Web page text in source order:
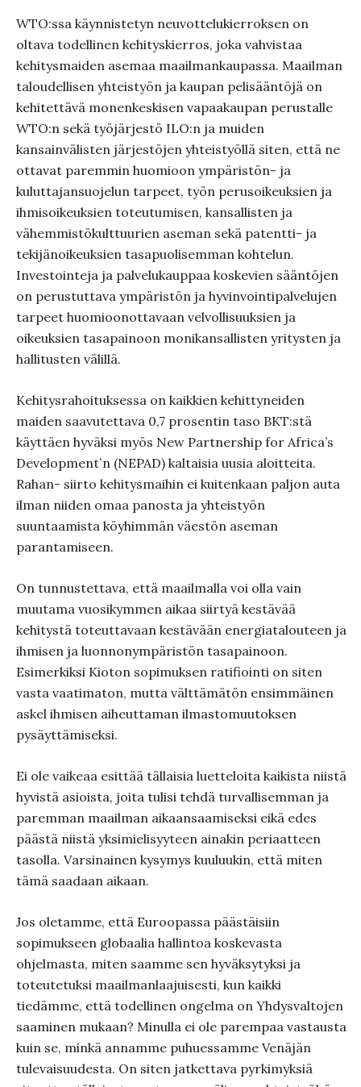
WTO:ssa käynnistetyn neuvottelukierroksen on
oltava todellinen kehityskierros, joka vahvistaa
kehitysmaiden asemaa maailmankaupassa. Maailman
taloudellisen yhteistyön ja kaupan pelisääntöjä on
kehitettävä monenkeskisen vapaakaupan perustalle
WTO:n sekä työjärjestö ILO:n ja muiden
kansainvälisten järjestöjen yhteistyöllä siten, että ne
ottavat paremmin huomioon ympäristön- ja
kuluttajansuojelun tarpeet, työn perusoikeuksien ja
ihmisoikeuksien toteutumisen, kansallisten ja
vähemmistökulttuurien aseman sekä patentti- ja
tekijänoikeuksien tasapuolisemman kohtelun.
Investointeja ja palvelukauppaa koskevien sääntöjen
on perustuttava ympäristön ja hyvinvointipalvelujen
tarpeet huomioonottavaan velvollisuuksien ja
oikeuksien tasapainoon monikansallisten yritysten ja
hallitusten välillä.
Kehitysrahoituksessa on kaikkien kehittyneiden
maiden saavutettava 0,7 prosentin taso BKT:stä
käyttäen hyväksi myös New Partnership for Africa’s
Development`n (NEPAD) kaltaisia uusia aloitteita.
Rahan- siirto kehitysmaihin ei kuitenkaan paljon auta
ilman niiden omaa panosta ja yhteistyön
suuntaamista köyhimmän väestön aseman
parantamiseen.
On tunnustettava, että maailmalla voi olla vain
muutama vuosikymmen aikaa siirtyä kestävää
kehitystä toteuttavaan kestävään energiatalouteen ja
ihmisen ja luonnonympäristön tasapainoon.
Esimerkiksi Kioton sopimuksen ratifiointi on siten
vasta vaatimaton, mutta välttämätön ensimmäinen
askel ihmisen aiheuttaman ilmastomuutoksen
pysäyttämiseksi.
Ei ole vaikeaa esittää tällaisia luetteloita kaikista niistä
hyvistä asioista, joita tulisi tehdä turvallisemman ja
paremman maailman aikaansaamiseksi eikä edes
päästä niistä yksimielisyyteen ainakin periaatteen
tasolla. Varsinainen kysymys kuuluukin, että miten
tämä saadaan aikaan.
Jos oletamme, että Euroopassa päästäisiin
sopimukseen globaalia hallintoa koskevasta
ohjelmasta, miten saamme sen hyväksytyksi ja
toteutetuksi maailmanlaajuisesti, kun kaikki
tiedämme, että todellinen ongelma on Yhdysvaltojen
saaminen mukaan? Minulla ei ole parempaa vastausta
kuin se, minkä annamme puhuessamme Venäjän
tulevaisuudesta. On siten jatkettava pyrkimyksiä